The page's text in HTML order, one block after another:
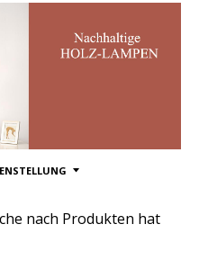
nach Produkten hat